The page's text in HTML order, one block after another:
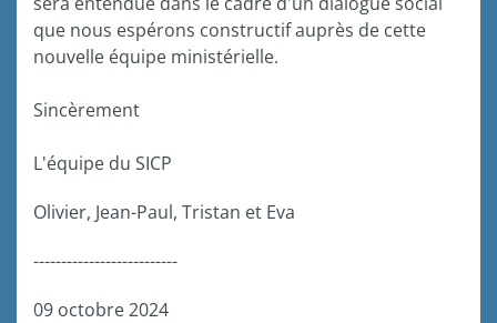
que nous espérons constructif auprès de cette
nouvelle équipe ministérielle.
Sincèrement
L'équipe du SICP
Olivier, Jean-Paul, Tristan et Eva
--------------------------
09 octobre 2024